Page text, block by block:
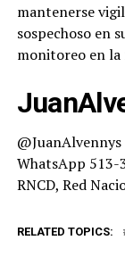
mantenerse
sospechoso en
monitoreo en la
@JuanAlvennys
WhatsApp 513-
RNCD, Red
RELATED TOPICS: